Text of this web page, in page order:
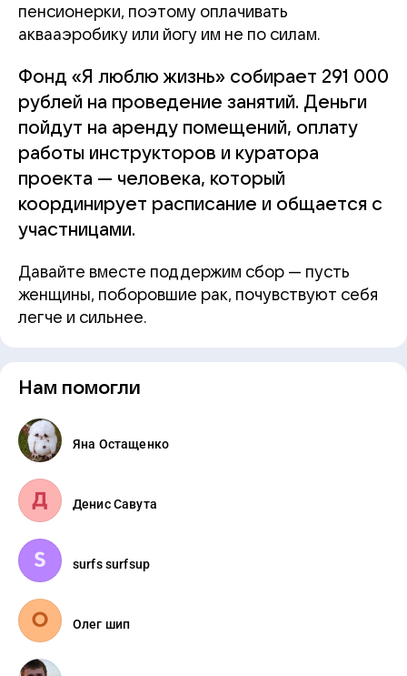
пенсионерки, поэтому оплачивать
аквааэробику или йогу им не по силам.
Фонд «Я люблю жизнь» собирает 291 000
рублей на проведение занятий. Деньги
пойдут на аренду помещений, оплату
работы инструкторов и куратора
проекта — человека, который
координирует расписание и общается с
участницами.
Давайте вместе поддержим сбор — пусть
женщины, поборовшие рак, почувствуют себя
легче и сильнее.
Нам помогли
Яна Остащенко
Денис Савута
surfs surfsup
Олег шип